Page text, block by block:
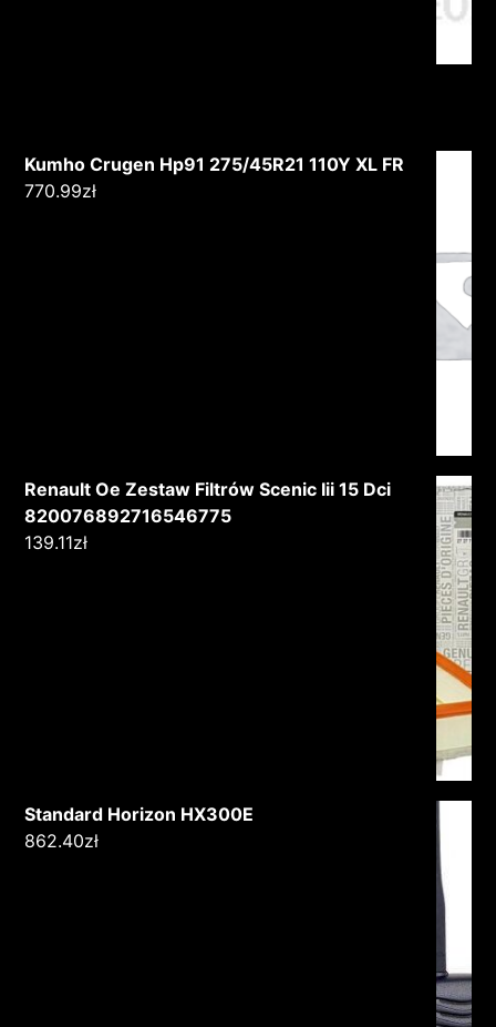
Kumho Crugen Hp91 275/45R21 110Y XL FR
770.99zł
Renault Oe Zestaw Filtrów Scenic Iii 15 Dci
820076892716546775
139.11zł
Standard Horizon HX300E
862.40zł